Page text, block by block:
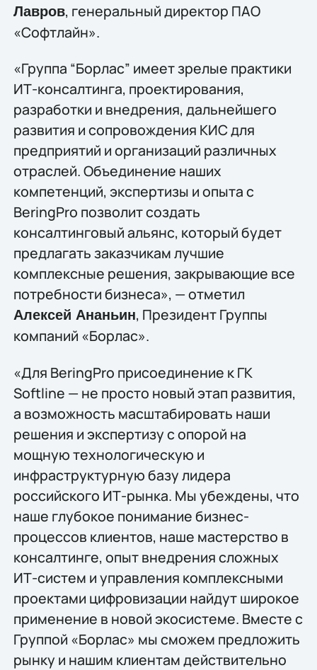
Лавров, генеральный директор ПАО
«Софтлайн».
«Группа “Борлас” имеет зрелые практики
ИТ-консалтинга, проектирования,
разработки и внедрения, дальнейшего
развития и сопровождения КИС для
предприятий и организаций различных
отраслей. Объединение наших
компетенций, экспертизы и опыта с
BeringPro позволит создать
консалтинговый альянс, который будет
предлагать заказчикам лучшие
комплексные решения, закрывающие все
потребности бизнеса», — отметил
Алексей Ананьин, Президент Группы
компаний «Борлас».
«Для BeringPro присоединение к ГК
Softline — не просто новый этап развития,
а возможность масштабировать наши
решения и экспертизу с опорой на
мощную технологическую и
инфраструктурную базу лидера
российского ИТ-рынка. Мы убеждены, что
наше глубокое понимание бизнес-
процессов клиентов, наше мастерство в
консалтинге, опыт внедрения сложных
ИТ-систем и управления комплексными
проектами цифровизации найдут широкое
применение в новой экосистеме. Вместе с
Группой «Борлас» мы сможем предложить
рынку и нашим клиентам действительно